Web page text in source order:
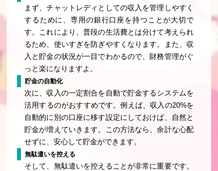
まず、チャットレディとしての収入を管理しやすく
するために、専用の銀行口座を持つことが大切で
す。これにより、普段の生活費とは分けて考えられ
るため、使いすぎを防ぎやすくなります。また、収
入と貯金の状況が一目でわかるので、財務管理がぐ
っと楽になりますよ。
貯金の自動化
次に、収入の一定割合を自動で貯金するシステムを
活用するのがおすすめです。例えば、収入の20%を
自動的に別の口座に移す設定にしておけば、自然と
貯金が増えていきます。この方法なら、余計な心配
せずに、安心して貯金ができます。
無駄遣いを控える
そして、無駄遣いを控えることが非常に重要です。